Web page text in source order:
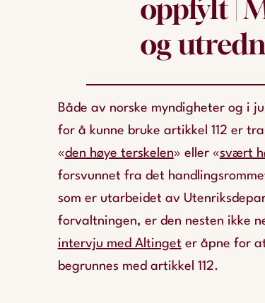
oppfylt |
og
Både av norske myndigheter og i
for å kunne bruke artikkel 112 er
«den høye terskelen» eller «svært
forsvunnet fra det
som er utarbeidet av
forvaltningen, er den nesten ikke
intervju med Altinget er åpne for
begrunnes med artikkel 112.